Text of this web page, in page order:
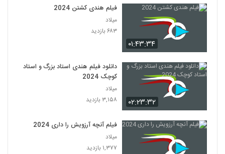
۰۱:۴۳:۳۴
فیلم هندی کشتن 2024
میلاد
۶۸۳ بازدید
۰۲:۲۳:۳۲
دانلود فیلم هندی استاد بزرگ و استاد
کوچک 2024
میلاد
۳,۱۵۸ بازدید
فیلم آنچه آرزویش را داری 2024
میلاد
۱,۳۷۷ بازدید